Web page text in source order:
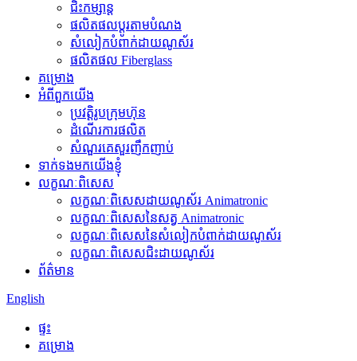
ជិះកម្សាន្ត
ផលិតផលប្ដូរតាមបំណង
សំលៀកបំពាក់ដាយណូស័រ
ផលិតផល Fiberglass
គម្រោង
អំពីពួកយើង
ប្រវត្តិរូបក្រុមហ៊ុន
ដំណើរការផលិត
សំណួរគេសួរញឹកញាប់
ទាក់ទងមកយើងខ្ញុំ
លក្ខណៈពិសេស
លក្ខណៈពិសេសដាយណូស័រ Animatronic
លក្ខណៈពិសេសនៃសត្វ Animatronic
លក្ខណៈពិសេសនៃសំលៀកបំពាក់ដាយណូស័រ
លក្ខណៈពិសេសជិះដាយណូស័រ
ព័ត៌មាន
English
ផ្ទះ
គម្រោង